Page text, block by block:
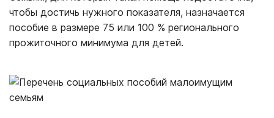
чтобы достичь нужного показателя, назначается
пособие в размере 75 или 100 % регионального
прожиточного минимума для детей.